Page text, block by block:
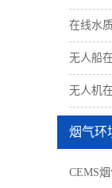
在线水
无人船
无人机
烟气环
CEMS